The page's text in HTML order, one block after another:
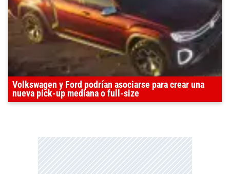
Volkswagen y Ford podrían asociarse para crear una
nueva pick-up mediana o full-size